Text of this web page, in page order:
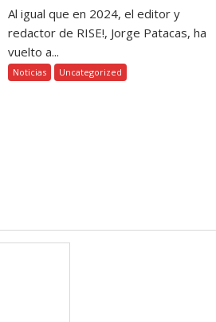
Al igual que en 2024, el editor y
redactor de RISE!, Jorge Patacas, ha
vuelto a...
Noticias Uncategorized